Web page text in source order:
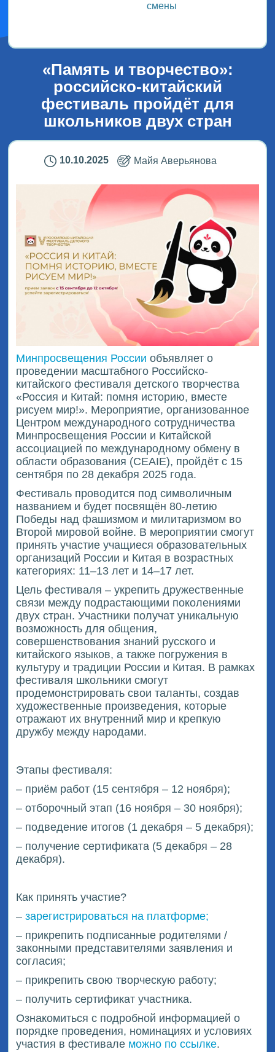
смены
«Память и творчество»:
российско-китайский
фестиваль пройдёт для
школьников двух стран
10.10.2025 Майя Аверьянова
Минпросвещения России объявляет о
проведении масштабного Российско-
китайского фестиваля детского творчества
«Россия и Китай: помня историю, вместе
рисуем мир!». Мероприятие, организованное
Центром международного сотрудничества
Минпросвещения России и Китайской
ассоциацией по международному обмену в
области образования (CEAIE), пройдёт с 15
сентября по 28 декабря 2025 года.
Фестиваль проводится под символичным
названием и будет посвящён 80-летию
Победы над фашизмом и милитаризмом во
Второй мировой войне. В мероприятии смогут
принять участие учащиеся образовательных
организаций России и Китая в возрастных
категориях: 11–13 лет и 14–17 лет.
Цель фестиваля – укрепить дружественные
связи между подрастающими поколениями
двух стран. Участники получат уникальную
возможность для общения,
совершенствования знаний русского и
китайского языков, а также погружения в
культуру и традиции России и Китая. В рамках
фестиваля школьники смогут
продемонстрировать свои таланты, создав
художественные произведения, которые
отражают их внутренний мир и крепкую
дружбу между народами.
Этапы фестиваля:
– приём работ (15 сентября – 12 ноября);
– отборочный этап (16 ноября – 30 ноября);
– подведение итогов (1 декабря – 5 декабря);
– получение сертификата (5 декабря – 28
декабря).
Как принять участие?
–зарегистрироваться на платформе;
– прикрепить подписанные родителями /
законными представителями заявления и
согласия;
– прикрепить свою творческую работу;
– получить сертификат участника.
Ознакомиться с подробной информацией о
порядке проведения, номинациях и условиях
участия в фестивале можно по ссылке.